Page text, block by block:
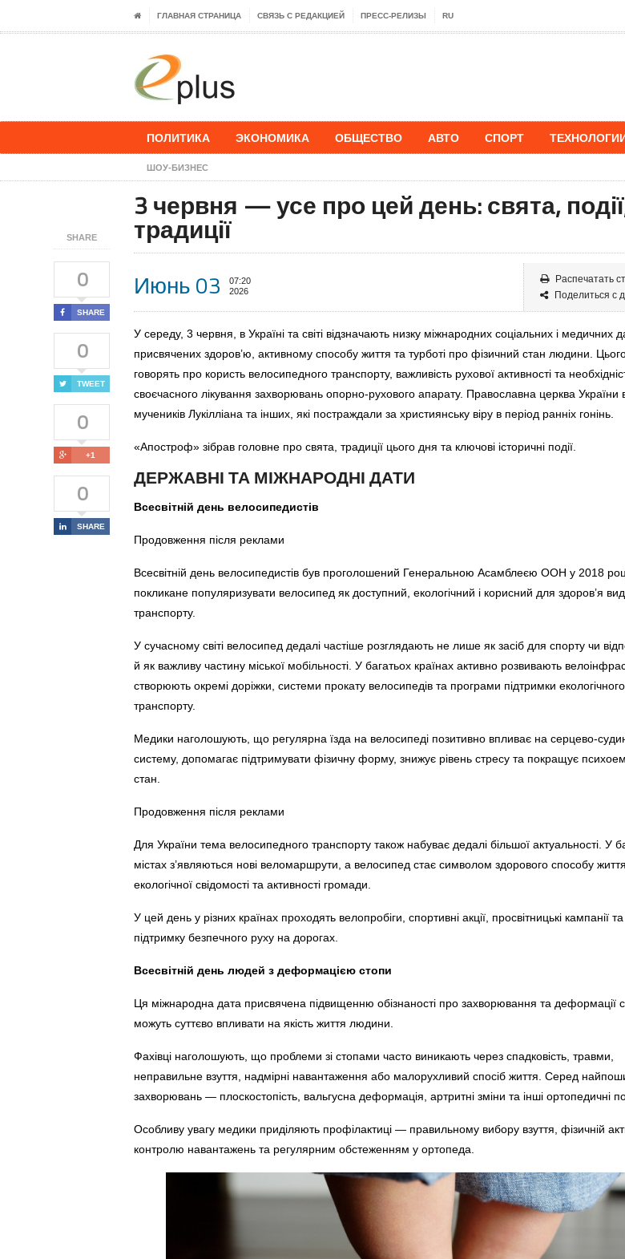
ГЛАВНАЯ СТРАНИЦА СВЯЗЬ С РЕДАКЦИЕЙ ПРЕСС-РЕЛИЗЫ RU
ПОЛИТИКА ЭКОНОМИКА ОБЩЕСТВО АВТО СПОРТ
ШОУ-БИЗНЕС
SHARE
0
SHARE
0
TWEET
0
+1
0
SHARE
3 червня — усе про цей день: свята,
традиції
Июнь 03
07:20
2026
Распечатать
Поделиться с
У середу, 3 червня, в Україні та світі відзначають низку міжнародних соціальних і медичних
присвячених здоров’ю, активному способу життя та турботі про фізичний стан людини.
говорять про користь велосипедного транспорту, важливість рухової активності та
своєчасного лікування захворювань опорно-рухового апарату. Православна церква України
мучеників Лукілліана та інших, які постраждали за християнську віру в період ранніх гонінь.
«Апостроф» зібрав головне про свята, традиції цього дня та ключові історичні події.
ДЕРЖАВНІ ТА МІЖНАРОДНІ ДАТИ
Всесвітній день велосипедистів
Продовження після реклами
Всесвітній день велосипедистів був проголошений Генеральною Асамблеєю ООН у 2018
покликане популяризувати велосипед як доступний, екологічний і корисний для здоров’я вид
транспорту.
У сучасному світі велосипед дедалі частіше розглядають не лише як засіб для спорту чи
й як важливу частину міської мобільності. У багатьох країнах активно розвивають
створюють окремі доріжки, системи прокату велосипедів та програми підтримки екологічного
транспорту.
Медики наголошують, що регулярна їзда на велосипеді позитивно впливає на серцево-
систему, допомагає підтримувати фізичну форму, знижує рівень стресу та покращує
стан.
Продовження після реклами
Для України тема велосипедного транспорту також набуває дедалі більшої актуальності. У
містах з’являються нові веломаршрути, а велосипед стає символом здорового способу
екологічної свідомості та активності громади.
У цей день у різних країнах проходять велопробіги, спортивні акції, просвітницькі кампанії
підтримку безпечного руху на дорогах.
Всесвітній день людей з деформацією стопи
Ця міжнародна дата присвячена підвищенню обізнаності про захворювання та деформації
можуть суттєво впливати на якість життя людини.
Фахівці наголошують, що проблеми зі стопами часто виникають через спадковість, травми,
неправильне взуття, надмірні навантаження або малорухливий спосіб життя. Серед
захворювань — плоскостопість, вальгусна деформація, артритні зміни та інші ортопедичні
Особливу увагу медики приділяють профілактиці — правильному вибору взуття, фізичній
контролю навантажень та регулярним обстеженням у ортопеда.